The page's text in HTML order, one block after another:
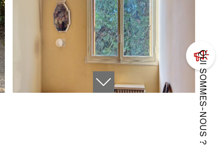
QUI SOMMES-NOUS ?